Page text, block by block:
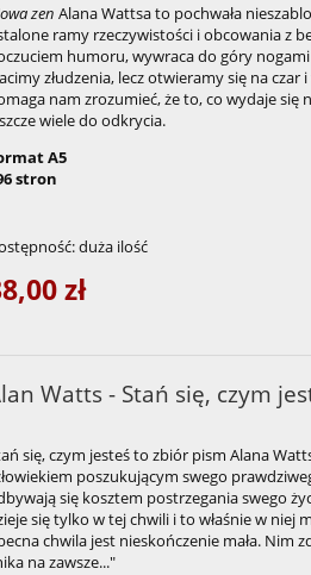
zen Alana Wattsa to pochwała
ramy rzeczywistości i obcowania z
humoru, wywraca do góry
złudzenia, lecz otwieramy się na
nam zrozumieć, że to, co wydaje się
wiele do odkrycia.
A5
stron
duża ilość
zł
Watts - Stań się, czym
się, czym jesteś to zbiór pism Alana
poszukującym swego
się kosztem postrzegania swego
się tylko w tej chwili i to właśnie w niej
chwila jest nieskończenie mała. Nim
na zawsze..."